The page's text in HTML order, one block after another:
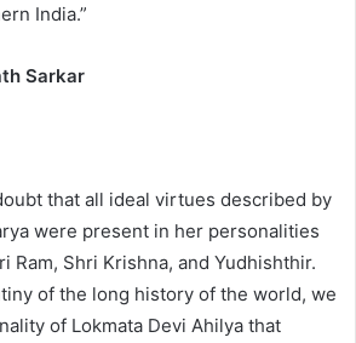
India.”
Sarkar
that all ideal virtues described by
were present in her personalities
Ram, Shri Krishna, and Yudhishthir.
of the long history of the world, we
of Lokmata Devi Ahilya that